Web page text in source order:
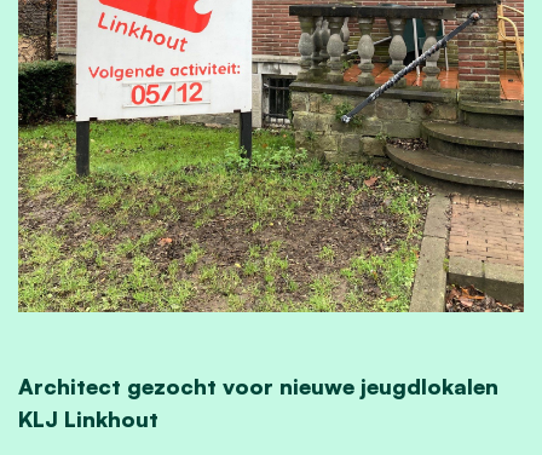
Architect gezocht voor nieuwe jeugdlokalen
KLJ Linkhout